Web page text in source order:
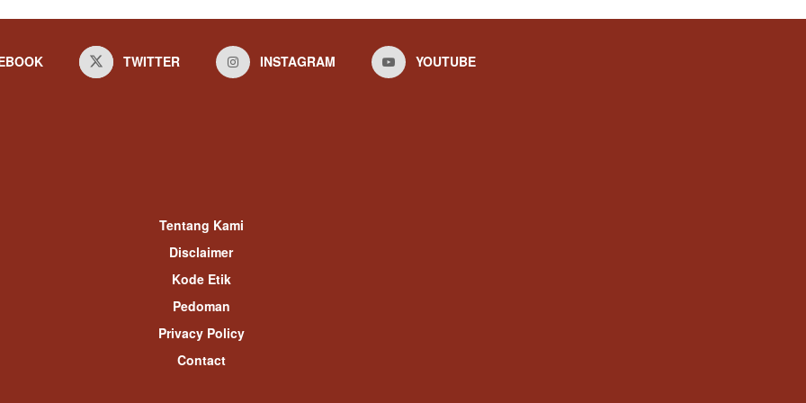
TWITTER INSTAGRAM YOUTUBE
Tentang Kami
Disclaimer
Kode Etik
Pedoman
Privacy Policy
Contact